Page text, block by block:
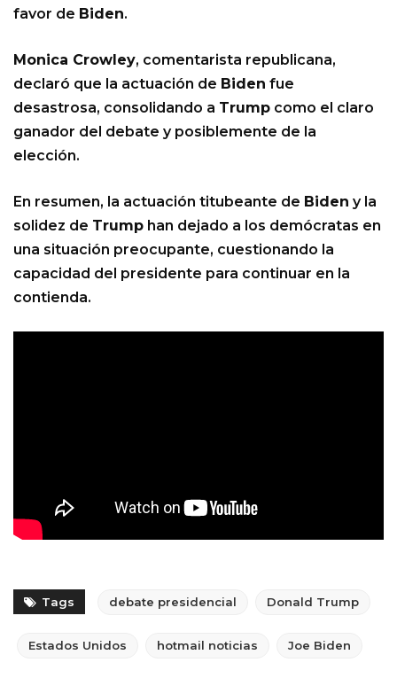
favor de Biden.
Monica Crowley, comentarista republicana,
declaró que la actuación de Biden fue
desastrosa, consolidando a Trump como el claro
ganador del debate y posiblemente de la
elección.
En resumen, la actuación titubeante de Biden y la
solidez de Trump han dejado a los demócratas en
una situación preocupante, cuestionando la
capacidad del presidente para continuar en la
contienda.
Tags debate presidencial Donald Trump
Estados Unidos hotmail noticias Joe Biden